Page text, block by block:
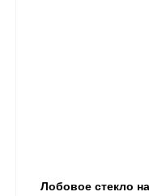
Лобовое стекло